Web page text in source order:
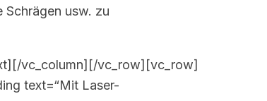
Schrägen usw. zu
vc_column][/vc_row][vc_row]
text=“Mit Laser-